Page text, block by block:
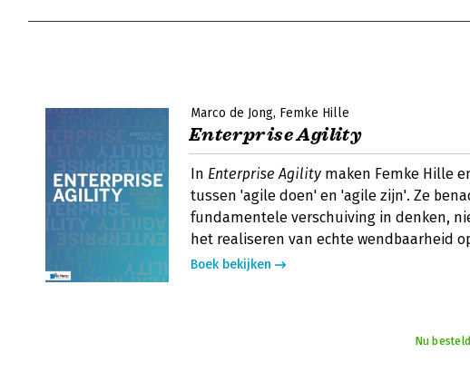
Marco de Jong Femke Hille
Enterprise Agility
In Enterprise Agility maken Femke Hille
tussen 'agile doen' en 'agile zijn'. Ze
fundamentele verschuiving in denken,
het realiseren van echte wendbaarheid
Boek bekijken
Nu